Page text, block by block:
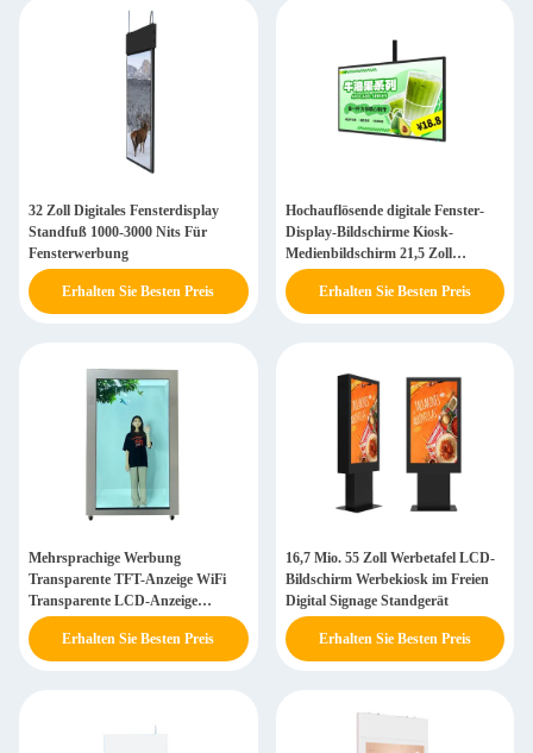
32 Zoll Digitales Fensterdisplay
Standfuß 1000-3000 Nits Für
Fensterwerbung
Erhalten Sie Besten Preis
Hochauflösende digitale Fenster-
Display-Bildschirme Kiosk-
Medienbildschirm 21,5 Zoll
Wandmontage
Erhalten Sie Besten Preis
Mehrsprachige Werbung
Transparente TFT-Anzeige WiFi
Transparente LCD-Anzeige
Gehäuse
Erhalten Sie Besten Preis
16,7 Mio. 55 Zoll Werbetafel LCD-
Bildschirm Werbekiosk im Freien
Digital Signage Standgerät
Erhalten Sie Besten Preis